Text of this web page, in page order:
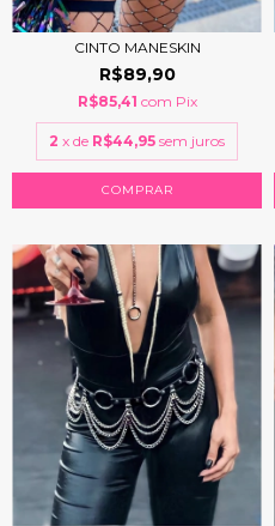
CINTO MANESKIN
R$89,90
R$85,41 com Pix
2 x de R$44,95 sem juros
COMPRAR